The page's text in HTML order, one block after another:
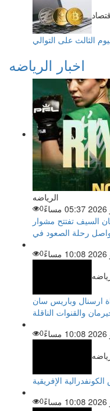
الثالث على التوالي
اخبار الرياضه
الرياضه
0
السيف تفتتح مشوار
0
2026: موعد مباراة ارسنال وباريس سان
والقنوات الناقلة
0
الإفريقية
0